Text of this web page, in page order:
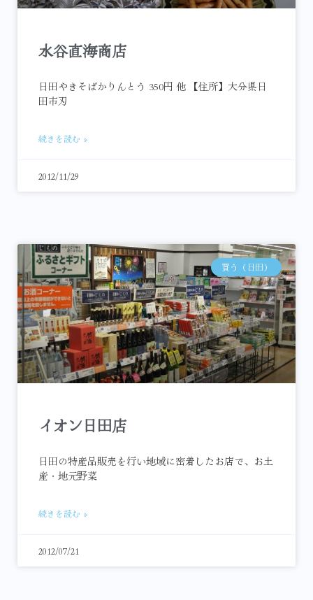
水谷直海商店
日田やきそばかりんとう 350円 他 【住所】大分県日
田市刃
続きを読む »
2012/11/29
買う（日田）
イオン日田店
日田の特産品販売を行い地域に密着したお店で、お土
産・地元野菜
続きを読む »
2012/07/21